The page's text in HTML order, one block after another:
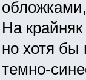
На
но хотя бы
темно-